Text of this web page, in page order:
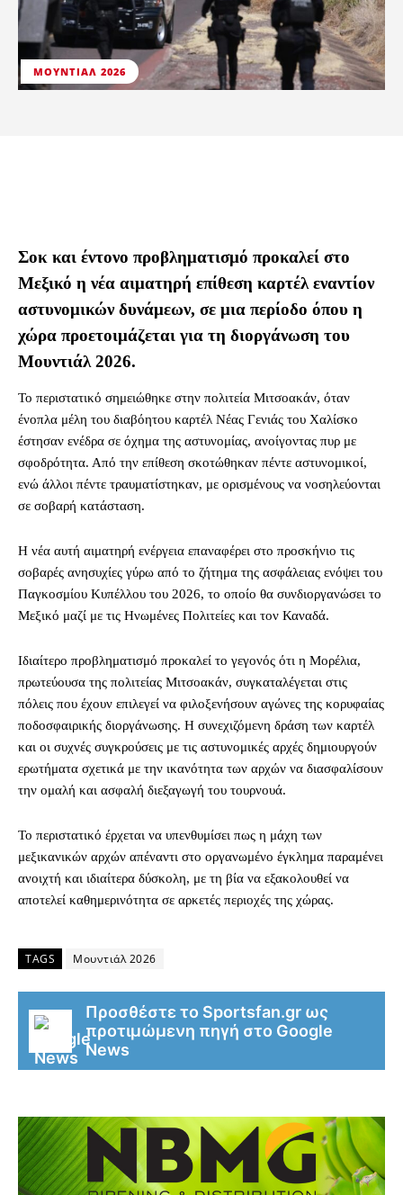
ΜΟΥΝΤΙΆΛ 2026
Σοκ και έντονο προβληματισμό προκαλεί στο
Μεξικό η νέα αιματηρή επίθεση καρτέλ εναντίον
αστυνομικών δυνάμεων, σε μια περίοδο όπου η
χώρα προετοιμάζεται για τη διοργάνωση του
Μουντιάλ 2026.
Το περιστατικό σημειώθηκε στην πολιτεία Μιτσοακάν, όταν
ένοπλα μέλη του διαβόητου καρτέλ Νέας Γενιάς του Χαλίσκο
έστησαν ενέδρα σε όχημα της αστυνομίας, ανοίγοντας πυρ με
σφοδρότητα. Από την επίθεση σκοτώθηκαν πέντε αστυνομικοί,
ενώ άλλοι πέντε τραυματίστηκαν, με ορισμένους να νοσηλεύονται
σε σοβαρή κατάσταση.
Η νέα αυτή αιματηρή ενέργεια επαναφέρει στο προσκήνιο τις
σοβαρές ανησυχίες γύρω από το ζήτημα της ασφάλειας ενόψει του
Παγκοσμίου Κυπέλλου του 2026, το οποίο θα συνδιοργανώσει το
Μεξικό μαζί με τις Ηνωμένες Πολιτείες και τον Καναδά.
Ιδιαίτερο προβληματισμό προκαλεί το γεγονός ότι η Μορέλια,
πρωτεύουσα της πολιτείας Μιτσοακάν, συγκαταλέγεται στις
πόλεις που έχουν επιλεγεί να φιλοξενήσουν αγώνες της κορυφαίας
ποδοσφαιρικής διοργάνωσης. Η συνεχιζόμενη δράση των καρτέλ
και οι συχνές συγκρούσεις με τις αστυνομικές αρχές δημιουργούν
ερωτήματα σχετικά με την ικανότητα των αρχών να διασφαλίσουν
την ομαλή και ασφαλή διεξαγωγή του τουρνουά.
Το περιστατικό έρχεται να υπενθυμίσει πως η μάχη των
μεξικανικών αρχών απέναντι στο οργανωμένο έγκλημα παραμένει
ανοιχτή και ιδιαίτερα δύσκολη, με τη βία να εξακολουθεί να
αποτελεί καθημερινότητα σε αρκετές περιοχές της χώρας.
TAGS Μουντιάλ 2026
Προσθέστε το Sportsfan.gr ως
προτιμώμενη πηγή στο Google
News